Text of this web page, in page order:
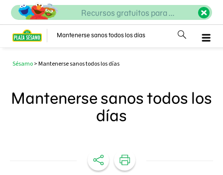
Recursos gratuitos para ...
Mantenerse sanos todos los días
Sésamo>Mantenerse sanos todos los días
Mantenerse sanos todos los
días